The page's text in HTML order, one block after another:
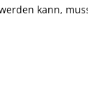
kann,